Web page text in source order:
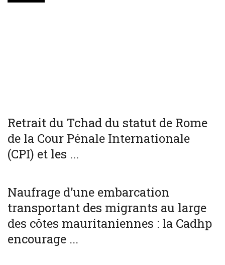
Retrait du Tchad du statut de Rome
de la Cour Pénale Internationale
(CPI) et les ...
Naufrage d’une embarcation
transportant des migrants au large
des côtes mauritaniennes : la Cadhp
encourage ...